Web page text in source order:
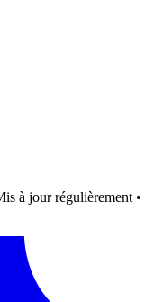
à jour régulièrement •